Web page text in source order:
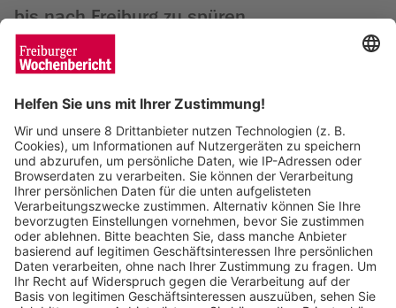
bis nach Freiburg zu spüren